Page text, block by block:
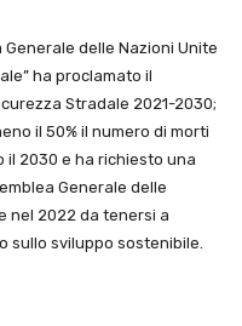
delle Nazioni Unite
ha proclamato il
Stradale 2021-2030;
il 50% il numero di morti
2030 e ha richiesto una
Generale delle
nel 2022 da tenersi a
sullo sviluppo sostenibile.